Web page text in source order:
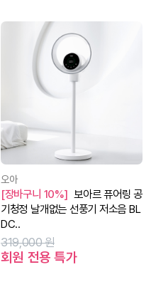
오아
[장바구니 10%] 보아르 퓨어링 공
기청정 날개없는 선풍기 저소음 BL
DC..
319,000 원
회원 전용 특가